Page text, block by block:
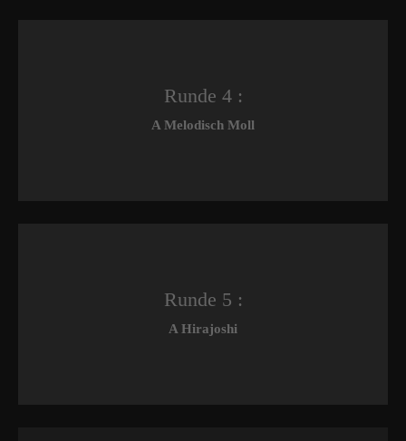
Runde 4 :
A Melodisch Moll
Runde 5 :
A Hirajoshi